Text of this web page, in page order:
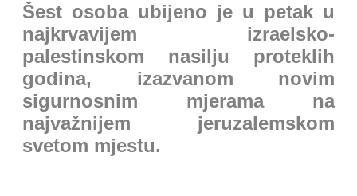
Šest osoba ubijeno je u petak u
najkrvavijem izraelsko-
palestinskom nasilju proteklih
godina, izazvanom novim
sigurnosnim mjerama na
najvažnijem jeruzalemskom
svetom mjestu.